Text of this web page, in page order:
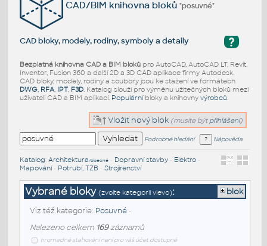
CAD/BIM knihovna bloků"posuvné"
?
CAD bloky, modely, rodiny, symboly a detaily
Bezplatná knihovna CAD a BIM blokůpro AutoCAD, AutoCAD LT, Revit,
Inventor, Fusion 360 a další 2D a 3D CAD aplikace firmy Autodesk.
CAD bloky, modely, rodiny a soubory jsou ke stažení ve formátech
DWG, RFA, IPT, F3D. Katalog slouží pro výměnu užitečných bloků mezi
uživateli CAD a BIM aplikací. Populárníbloky a knihovny výrobců.
Vložit nový blok (musíte být přihlášeni)
Podrobné hledání Nápověda
Katalog: Architektura/obecné• Dopravní stavby• Elektro•
Mapování• Potrubí, TZB • Strojírenství
Vybrané bloky (zvolte kategorii vlevo): blok
Viz též kategorie: Posuvné•
Nalezeno celkem 169záznamů
hromadné stahování není pro váš účet dostupné